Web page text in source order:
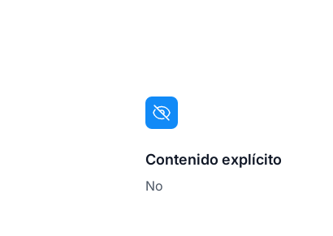
Contenido explícito
No